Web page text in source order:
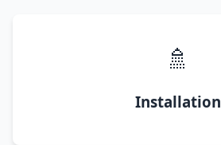
🚿
Installation